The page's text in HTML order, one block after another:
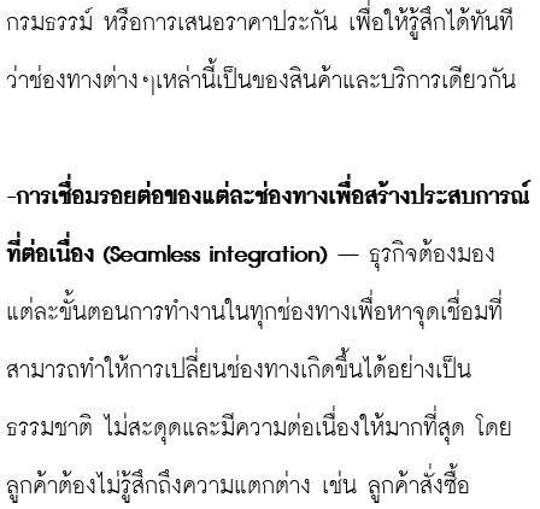
กรมธรรม์ หรือการเสนอราคาประกัน เพื่อให้รู้สึกได้ทันที
ว่าช่องทางต่างๆเหล่านี้เป็นของสินค้าและบริการเดียวกัน
-การเชื่อมรอยต่อของแต่ละช่องทางเพื่อสร้างประสบการณ์
ที่ต่อเนื่อง (Seamless integration) – ธุรกิจต้องมอง
แต่ละขั้นตอนการทำงานในทุกช่องทางเพื่อหาจุดเชื่อมที่
สามารถทำให้การเปลี่ยนช่องทางเกิดขึ้นได้อย่างเป็น
ธรรมชาติ ไม่สะดุดและมีความต่อเนื่องให้มากที่สุด โดย
ลูกค้าต้องไม่รู้สึกถึงความแตกต่าง เช่น ลูกค้าสั่งซื้อ